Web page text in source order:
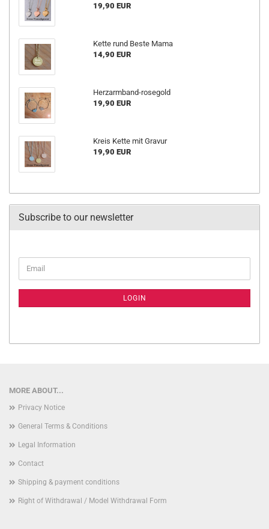
19,90 EUR
Kette rund Beste Mama
14,90 EUR
Herzarmband-rosegold
19,90 EUR
Kreis Kette mit Gravur
19,90 EUR
Subscribe to our newsletter
TO
Email
LOGIN
MORE ABOUT...
Privacy Notice
General Terms & Conditions
Legal Information
Contact
Shipping & payment conditions
Right of Withdrawal / Model Withdrawal Form